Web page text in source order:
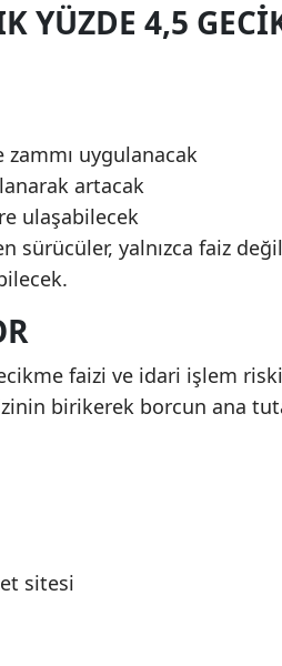
YÜZDE 4,5
zammı uygulanacak
artacak
ulaşabilecek
yalnızca faiz
faizi ve idari işlem
birikerek borcun ana
sitesi